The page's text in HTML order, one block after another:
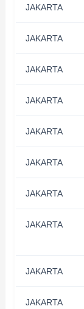
JAKARTA
JAKARTA
JAKARTA
JAKARTA
JAKARTA
JAKARTA
JAKARTA
JAKARTA
JAKARTA
JAKARTA